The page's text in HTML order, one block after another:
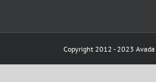
Copyright 2012 - 2023